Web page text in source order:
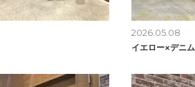
2026.05.08
イエロー×デニム